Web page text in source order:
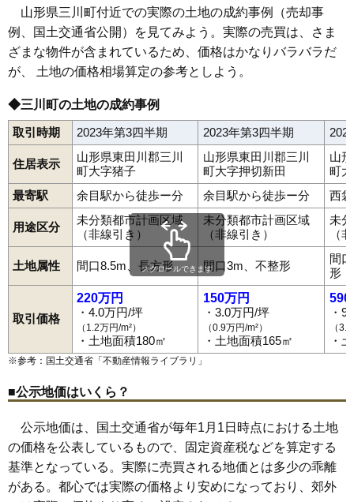
山形県三川町付近での実際の土地の成約事例（売却事
例、国土交通省公開）を見てみよう。実際の売買は、さま
ざまな物件が含まれているため、価格はかなりバラバラだ
が、 土地の価格相場算定の参考としよう。
◆三川町の土地の成約事例
取引時期 2023年第3四半期 2023年第3四半期
住居表示
山形県東田川郡三川
町大字猪子
山形県東田川郡三川
町大字押切新田
山
町
最寄駅
余目駅から徒歩ー分 余目駅から徒歩ー分 西
用途区分
未分類都市計画区域
（非線引き）
未分類都市計画区域
（非線引き）
未
（
土地属性 間口8.5m、長方形 間口3m、不整形
間
形
取引価格
220万円
・4.0万円/坪
（1.2万円/m²）
・土地面積180㎡
150万円
・3.0万円/坪
（0.9万円/m²）
・土地面積165㎡
590
・
（
・
スクロールできます
※参考：国土交通省「 不動産情報ライブラリ 」
■公示地価はいくら？
公示地価は、国土交通省が毎年1月1日時点における土地
の価格を公表しているもので、固定資産税などを算定する
基準となっている。実際に売買される地価とは多少の乖離
がある。都心では実際の価格より安めになっており、郊外